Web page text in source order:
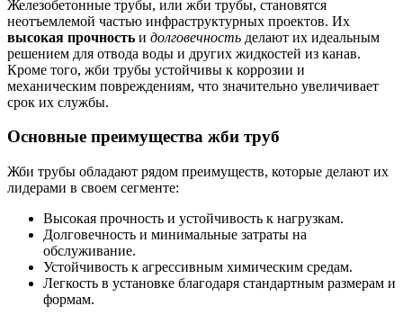
Железобетонные трубы, или жби трубы, становятся
неотъемлемой частью инфраструктурных проектов. Их
высокая прочность и долговечность делают их идеальным
решением для отвода воды и других жидкостей из канав.
Кроме того, жби трубы устойчивы к коррозии и
механическим повреждениям, что значительно увеличивает
срок их службы.
Основные преимущества жби труб
Жби трубы обладают рядом преимуществ, которые делают их
лидерами в своем сегменте:
Высокая прочность и устойчивость к нагрузкам.
Долговечность и минимальные затраты на
обслуживание.
Устойчивость к агрессивным химическим средам.
Легкость в установке благодаря стандартным размерам и
формам.